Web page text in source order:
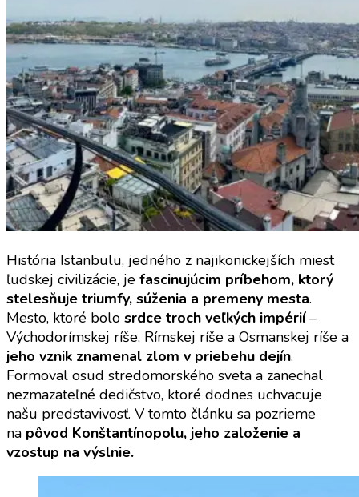
História Istanbulu, jedného z najikonickejších miest
ľudskej civilizácie, je fascinujúcim príbehom, ktorý
stelesňuje triumfy, súženia a premeny mesta.
Mesto, ktoré bolo srdce troch veľkých impérií–
Východorímskej ríše, Rímskej ríše a Osmanskej ríše a
jeho vznik znamenal zlom v priebehu dejín.
Formoval osud stredomorského sveta a zanechal
nezmazateľné dedičstvo, ktoré dodnes uchvacuje
našu predstavivosť. V tomto článku sa pozrieme
na pôvod Konštantínopolu, jeho založenie a
vzostup na výslnie.